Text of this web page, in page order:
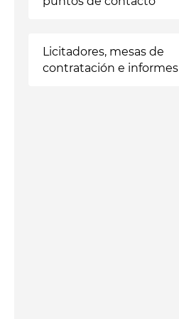
Licitadores, mesas de
contratación e informes